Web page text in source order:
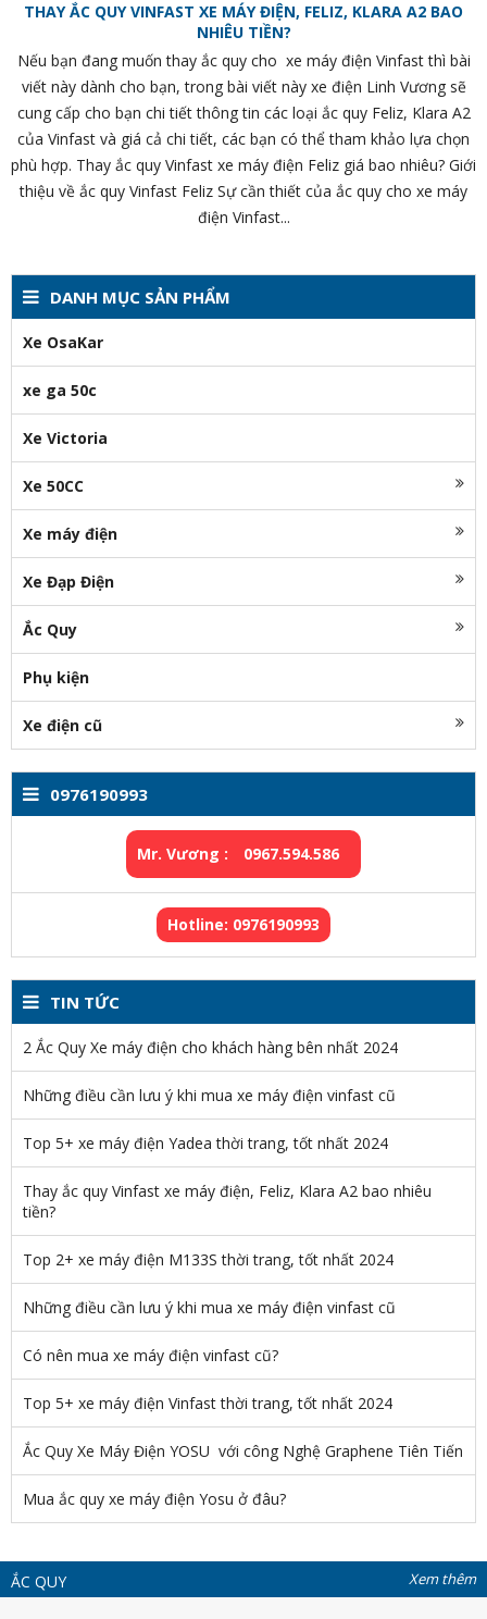
THAY ẮC QUY VINFAST XE MÁY ĐIỆN, FELIZ, KLARA A2 BAO
NHIÊU TIỀN?
Nếu bạn đang muốn thay ắc quy cho xe máy điện Vinfast thì bài
viết này dành cho bạn, trong bài viết này xe điện Linh Vương sẽ
cung cấp cho bạn chi tiết thông tin các loại ắc quy Feliz, Klara A2
của Vinfast và giá cả chi tiết, các bạn có thể tham khảo lựa chọn
phù hợp. Thay ắc quy Vinfast xe máy điện Feliz giá bao nhiêu? Giới
thiệu về ắc quy Vinfast Feliz Sự cần thiết của ắc quy cho xe máy
điện Vinfast...
DANH MỤC SẢN PHẨM
Xe OsaKar
xe ga 50c
Xe Victoria
Xe 50CC
Xe máy điện
Xe Đạp Điện
Ắc Quy
Phụ kiện
Xe điện cũ
0976190993
Mr. Vương : 0967.594.586
Hotline: 0976190993
TIN TỨC
2 Ắc Quy Xe máy điện cho khách hàng bên nhất 2024
Những điều cần lưu ý khi mua xe máy điện vinfast cũ
Top 5+ xe máy điện Yadea thời trang, tốt nhất 2024
Thay ắc quy Vinfast xe máy điện, Feliz, Klara A2 bao nhiêu
tiền?
Top 2+ xe máy điện M133S thời trang, tốt nhất 2024
Những điều cần lưu ý khi mua xe máy điện vinfast cũ
Có nên mua xe máy điện vinfast cũ?
Top 5+ xe máy điện Vinfast thời trang, tốt nhất 2024
Ắc Quy Xe Máy Điện YOSU với công Nghệ Graphene Tiên Tiến
Mua ắc quy xe máy điện Yosu ở đâu?
ẮC QUY Xem thêm